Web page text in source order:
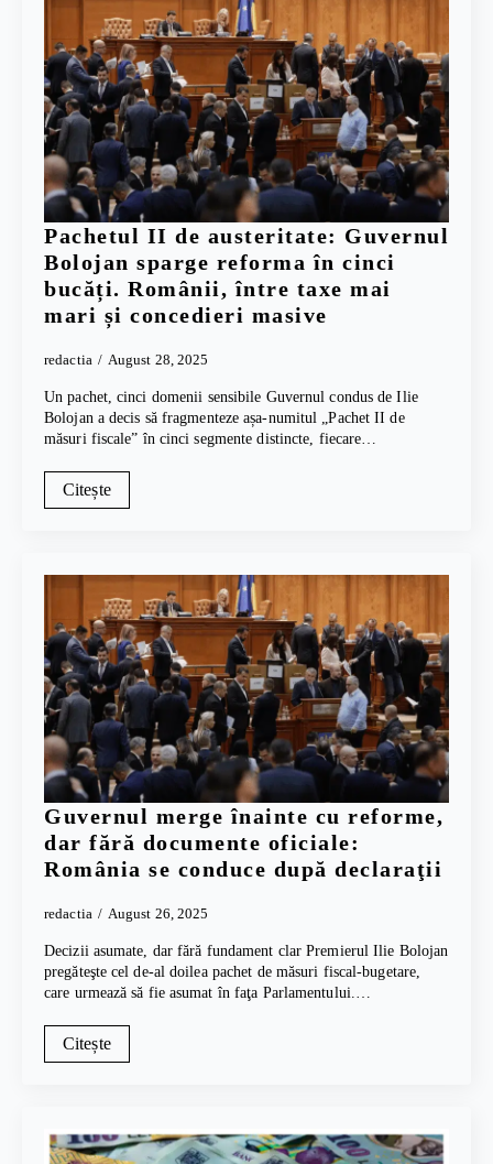
Pachetul II de austeritate: Guvernul
Bolojan sparge reforma în cinci
bucăți. Românii, între taxe mai
mari și concedieri masive
redactia August 28, 2025
Un pachet, cinci domenii sensibile Guvernul condus de Ilie
Bolojan a decis să fragmenteze așa-numitul „Pachet II de
măsuri fiscale” în cinci segmente distincte, fiecare…
Citește
Guvernul merge înainte cu reforme,
dar fără documente oficiale:
România se conduce după declaraţii
redactia August 26, 2025
Decizii asumate, dar fără fundament clar Premierul Ilie Bolojan
pregăteşte cel de-al doilea pachet de măsuri fiscal-bugetare,
care urmează să fie asumat în faţa Parlamentului.…
Citește